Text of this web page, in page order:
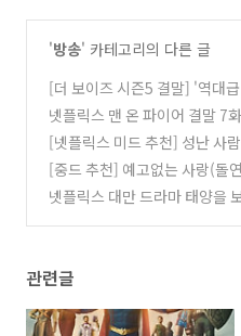
'방송' 카테고리의 다른 글
[더 보이즈 시즌5 결말] '역대급
화 줄거리 리뷰
(0)
넷플릭스 맨 온 파이어 결말 7
는 정말 죽었을까? 시즌2 가능
[넷플릭스 미드 추천] 성난 사
격 반전! 8화 줄거리부터 최종
정리
(0)
[중드 추천] 예고없는 사랑(돌
欢) 24화 최종화 줄거리 결말:
넷플릭스 대만 드라마 태양을
관련글